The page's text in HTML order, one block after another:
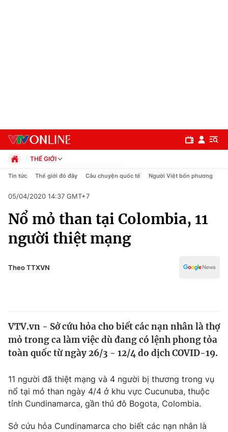
Chuyên mục
Chính trị
Thế giới
Thế giới đó đây
Câu chuyện quốc tế
Kinh tế
Tài chính
Thị trường
Dữ liệu và đời sống
THẾ GIỚI
Chính trị
Pháp luật
Kinh tế
Thể thao
Truyền hình
Y tế
Tin tức Thế giới đó đây Câu chuyện quốc tế Người Việt bốn phương
05/04/2020 14:37 GMT+7
Nổ mỏ than tại Colombia, 11
người thiệt mạng
Theo TTXVN
VTV.vn - Sở cứu hỏa cho biết các nạn nhân là thợ
mỏ trong ca làm việc dù đang có lệnh phong tỏa
toàn quốc từ ngày 26/3 - 12/4 do dịch COVID-19.
11 người đã thiệt mạng và 4 người bị thương trong vụ
nổ tại mỏ than ngày 4/4 ở khu vực Cucunuba, thuộc
tỉnh Cundinamarca, gần thủ đô Bogota, Colombia.
Sở cứu hỏa Cundinamarca cho biết các nạn nhân là